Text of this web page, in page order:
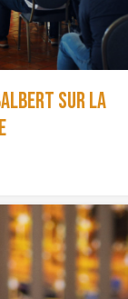
sur la